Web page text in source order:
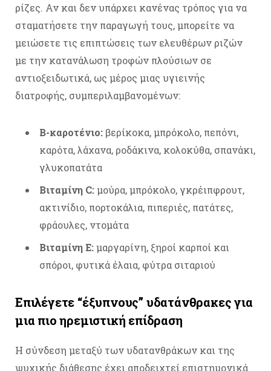
ρίζες. Αν και δεν υπάρχει κανένας τρόπος για να
σταματήσετε την παραγωγή τους, μπορείτε να
μειώσετε τις επιπτώσεις των ελευθέρων ριζών
με την κατανάλωση τροφών πλούσιων σε
αντιοξειδωτικά, ως μέρος μιας υγιεινής
διατροφής, συμπεριλαμβανομένων:
Β-καροτένιο: βερίκοκα, μπρόκολο, πεπόνι,
καρότα, λάχανα, ροδάκινα, κολοκύθα, σπανάκι,
γλυκοπατάτα
Βιταμίνη C:μούρα, μπρόκολο, γκρέιπφρουτ,
ακτινίδιο, πορτοκάλια, πιπεριές, πατάτες,
φράουλες, ντομάτα
Βιταμίνη Ε:μαργαρίνη, ξηροί καρποί και
σπόροι, φυτικά έλαια, φύτρα σιταριού
Επιλέγετε “έξυπνους” υδατάνθρακες για
μια πιο ηρεμιστική επίδραση
Η σύνδεση μεταξύ των υδατανθράκων και της
ψυχικής διάθεσης έχει αποδειχτεί επιστημονικά